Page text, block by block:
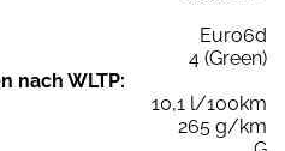
Euro6d
4 (Green)
nach WLTP:
10,1 l/100km
265 g/km